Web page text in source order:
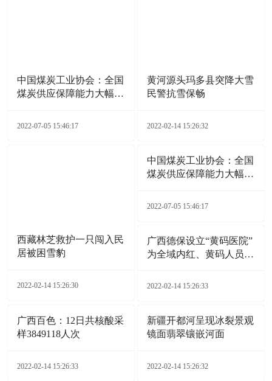
中国煤炭工业协会：全国
煤炭供应保障能力大幅增
2022-07-05 15:46:17
黄河源头玛多县突降大雪
民警抗雪保畅
2022-02-14 15:26:32
西藏林芝救护一只闯入民
居被困雪豹
2022-02-14 15:26:30
中国煤炭工业协会：全国
煤炭供应保障能力大幅增
2022-07-05 15:46:17
广西德保设立“黄码医院”
为全域内红、黄码人员就
2022-02-14 15:26:33
广西百色：12日共核酸采
样3849118人次
2022-02-14 15:26:33
新疆开都河呈现冰裂景观
镜面翡翠镶嵌河面
2022-02-14 15:26:32